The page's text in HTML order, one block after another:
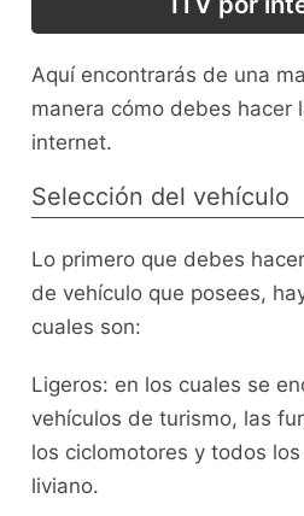
Aquí encontrarás de una
manera cómo debes hacer
internet.
Selección del vehículo
Lo primero que debes
de vehículo que posees,
cuales son:
Ligeros: en los cuales se
vehículos de turismo, las
los ciclomotores y todos
liviano.